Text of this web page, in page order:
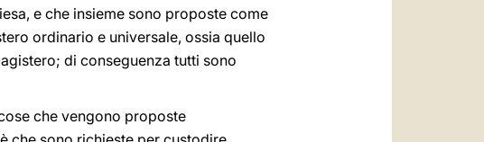
e che insieme sono proposte come
ordinario e universale, ossia quello
di conseguenza tutti sono
che vengono proposte